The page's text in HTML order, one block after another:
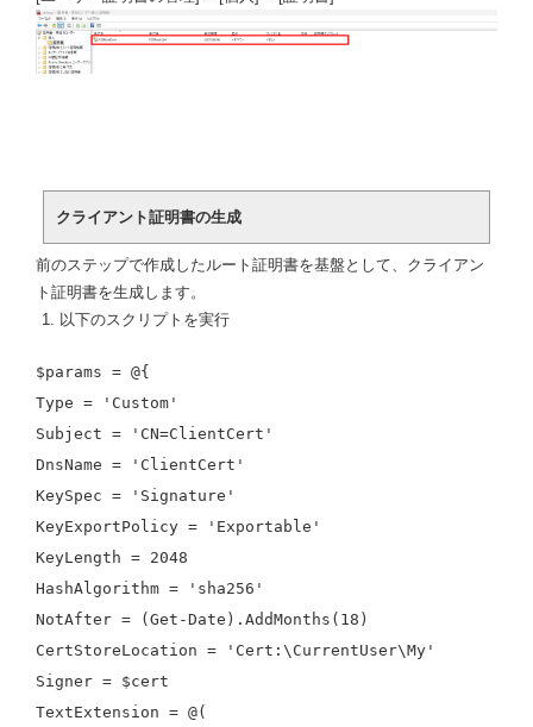
クライアント証明書の生成
前のステップで作成したルート証明書を基盤として、クライアン
ト証明書を生成します。
以下のスクリプトを実行
$params = @{
Type = 'Custom'
Subject = 'CN=ClientCert'
DnsName = 'ClientCert'
KeySpec = 'Signature'
KeyExportPolicy = 'Exportable'
KeyLength = 2048
HashAlgorithm = 'sha256'
NotAfter = (Get-Date).AddMonths(18)
CertStoreLocation = 'Cert:\CurrentUser\My'
Signer = $cert
TextExtension = @(